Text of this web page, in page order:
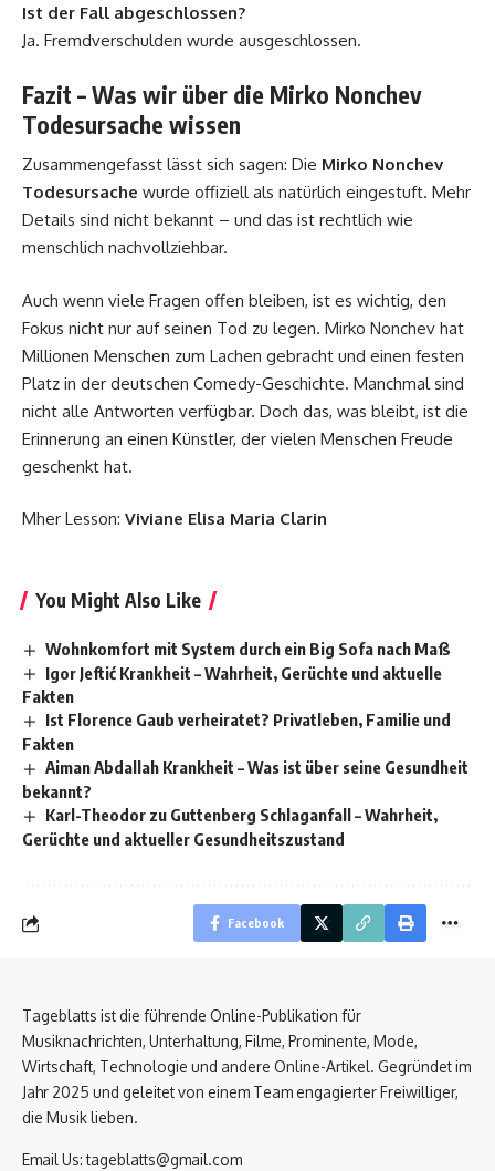
Ist der Fall abgeschlossen?
Ja. Fremdverschulden wurde ausgeschlossen.
Fazit – Was wir über die Mirko Nonchev
Todesursache wissen
Zusammengefasst lässt sich sagen: Die Mirko Nonchev
Todesursache wurde offiziell als natürlich eingestuft. Mehr
Details sind nicht bekannt – und das ist rechtlich wie
menschlich nachvollziehbar.
Auch wenn viele Fragen offen bleiben, ist es wichtig, den
Fokus nicht nur auf seinen Tod zu legen. Mirko Nonchev hat
Millionen Menschen zum Lachen gebracht und einen festen
Platz in der deutschen Comedy-Geschichte. Manchmal sind
nicht alle Antworten verfügbar. Doch das, was bleibt, ist die
Erinnerung an einen Künstler, der vielen Menschen Freude
geschenkt hat.
Mher Lesson: Viviane Elisa Maria Clarin
You Might Also Like
Wohnkomfort mit System durch ein Big Sofa nach Maß
Igor Jeftić Krankheit – Wahrheit, Gerüchte und aktuelle
Fakten
Ist Florence Gaub verheiratet? Privatleben, Familie und
Fakten
Aiman Abdallah Krankheit – Was ist über seine Gesundheit
bekannt?
Karl-Theodor zu Guttenberg Schlaganfall – Wahrheit,
Gerüchte und aktueller Gesundheitszustand
Facebook
Tageblatts ist die führende Online-Publikation für
Musiknachrichten, Unterhaltung, Filme, Prominente, Mode,
Wirtschaft, Technologie und andere Online-Artikel. Gegründet im
Jahr 2025 und geleitet von einem Team engagierter Freiwilliger,
die Musik lieben.
Email Us:tageblatts@gmail.com